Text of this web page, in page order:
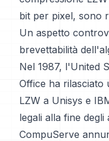
bit per pixel, sono
Un aspetto
brevettabilità
Nel 1987, l'United
Office ha
LZW a Unisys e
legali alla fine
CompuServe